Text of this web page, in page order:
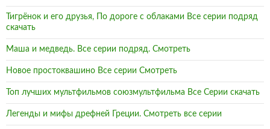
Тигрёнок и его друзья, По дороге с облаками Все серии подряд
скачать
Маша и медведь. Все серии подряд. Смотреть
Новое простоквашино Все серии Смотреть
Топ лучших мультфильмов союзмультфильма Все Серии скачать
Легенды и мифы дрефней Греции. Смотреть все серии